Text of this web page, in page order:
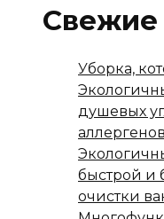
Свежие
Уборка,
душевых
аллергенов
быстрой и
очистки